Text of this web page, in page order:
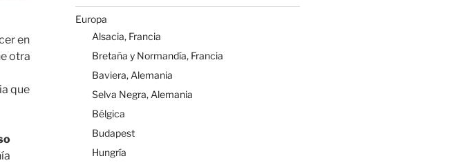
en
otra
que
Europa
Alsacia, Francia
Bretaña y Normandía, Francia
Baviera, Alemania
Selva Negra, Alemania
Bélgica
Budapest
Hungría